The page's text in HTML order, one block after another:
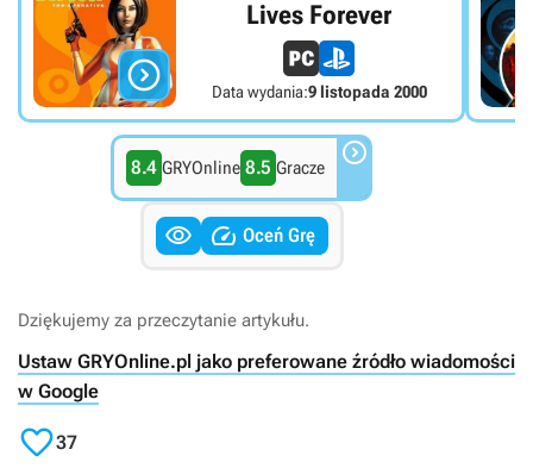

Lives Forever
Data wydania:9 listopada 2000
8.4 GRYOnline 8.5 Gracze 
  Oceń Grę
Dziękujemy za przeczytanie artykułu.
Ustaw GRYOnline.pl jako preferowane źródło wiadomości
w Google
37